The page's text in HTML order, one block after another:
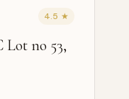
4.5 ★
Lot no 53,